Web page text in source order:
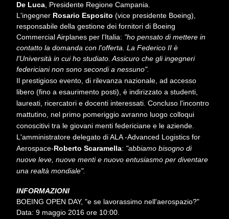
De Luca , Presidente Regione Campania.
L'ingegner Rosario Esposito (vice presidente Boeing),
responsabile della gestione dei fornitori di Boeing
Commercial Airplanes per l'Italia: "ho pensato di mettere in
contatto la domanda con l'offerta. La Federico II è
l'Università in cui ho studiato. Assicuro che gli ingegneri
federiciani non sono secondi a nessuno".
Il prestigioso evento, di rilevanza nazionale, ad accesso
libero (fino a esaurimento posti), è indirizzato a studenti,
laureati, ricercatori e docenti interessati. Concluso l'incontro
mattutino, nel primo pomeriggio avranno luogo colloqui
conoscitivi tra le giovani menti federiciane e le aziende.
L'amministratore delegato di ALA -Advanced Logistics for
Aerospace-Roberto Scaramella: "abbiamo bisogno di
nuove leve, nuove menti e nuovo entusiasmo per diventare
una realtà mondiale".
INFORMAZIONI
BOEING OPEN DAY, "e se lavorassimo nell'aerospazio?"
Data: 9 maggio 2016 ore 10:00.